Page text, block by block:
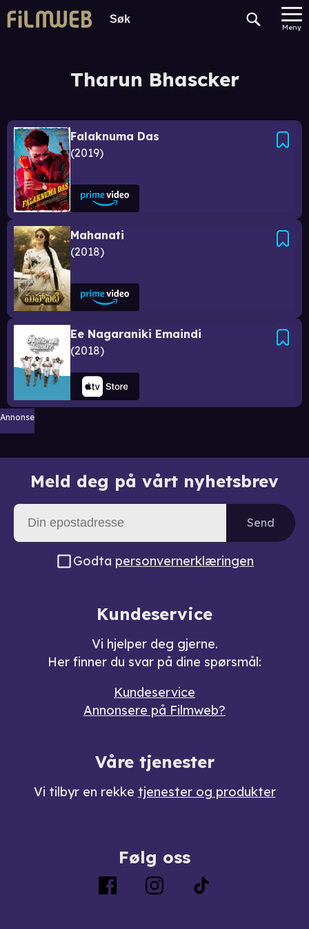
Meny
Tharun Bhascker
Falaknuma Das
2019
Mahanati
2018
Ee Nagaraniki Emaindi
2018
Annonse
Meld deg på vårt nyhetsbrev
Send
Godta personvernerklæringen
Kundeservice
Vi hjelper deg gjerne.
Her finner du svar på dine spørsmål:
Kundeservice
Annonsere på Filmweb?
Våre tjenester
Vi tilbyr en rekke tjenester og produkter
Følg oss